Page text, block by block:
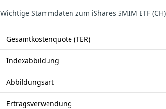
Wichtige Stammdaten zum iShares SMIM ETF (CH)
Gesamt­kosten­quote (TER)
Index­abbildung
Abbildungs­art
Ertrags­verwendung